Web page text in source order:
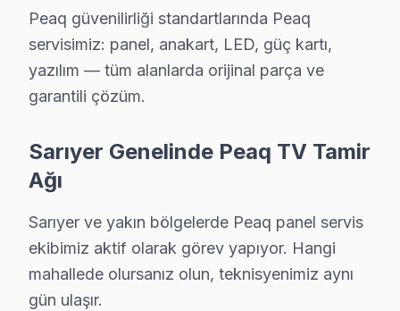
Sarıyer genelinde Peaq TV teknik servis hizmetimiz
Ayazağa, Bahçeköy, Baltalimanı, Büyükdere,
Garipçe, Gümüşdere, Huzur, İstinye, Kazım
Pınar, Poligon, Ptt Evleri, Reşitpaşa, Rumelifeneri,
Peaq TV İçin Sarıyer'deki Bakım Seçenekleri
Peaq televizyon'niz için Sarıyer'de profesyonel
Elektronik Kart Servisi: Güç kaynağı kapasitör
Yazılım Müdahalesi: LED ekran platformunda
LED ve Aydınlatma: Backlight şerit tamiri veya
Peaq güvenilirliği standartlarında Peaq
servisimiz: panel, anakart, LED, güç kartı,
yazılım — tüm alanlarda orijinal parça ve
garantili çözüm.
Sarıyer Genelinde Peaq TV Tamir
Ağı
Sarıyer ve yakın bölgelerde Peaq panel servis
ekibimiz aktif olarak görev yapıyor. Hangi
mahallede olursanız olun, teknisyenimiz aynı
gün ulaşır.